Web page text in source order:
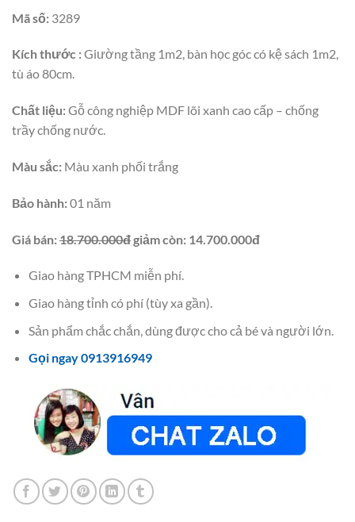
Mã số: 3289
Kích thước :Giường tầng 1m2, bàn học góc có kệ sách 1m2,
tù áo 80cm.
Chất liệu:Gỗ công nghiệp MDF lõi xanh cao cấp – chống
trầy chống nước.
Màu sắc: Màu xanh phối trắng
Bảo hành:01 năm
Giá bán:18.700.000đgiảm còn: 14.700.000đ
Giao hàng TPHCM miễn phí.
Giao hàng tỉnh có phí (tùy xa gần).
Sản phẩm chắc chắn, dùng được cho cả bé và người lớn.
Gọi ngay 0913916949